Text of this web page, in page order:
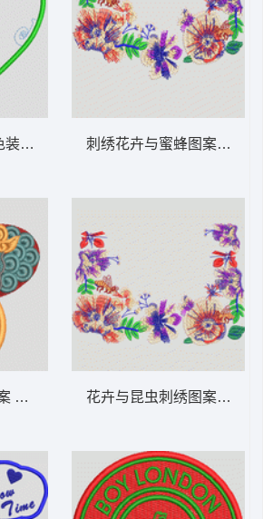
装饰字母 大象
锁怪物
刺绣花卉与蜜蜂图案 女装
花卉与昆虫刺绣图案 女装